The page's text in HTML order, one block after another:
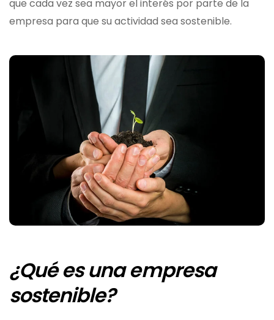
que cada vez sea mayor el interés por parte de la
empresa para que su actividad sea sostenible.
¿Qué es una empresa
sostenible?